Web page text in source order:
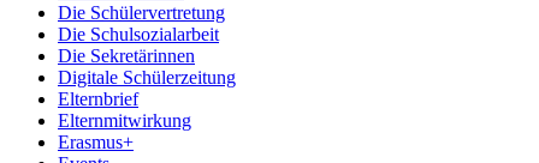
Die Schülervertretung
Die Schulsozialarbeit
Die Sekretärinnen
Digitale Schülerzeitung
Elternbrief
Elternmitwirkung
Erasmus+